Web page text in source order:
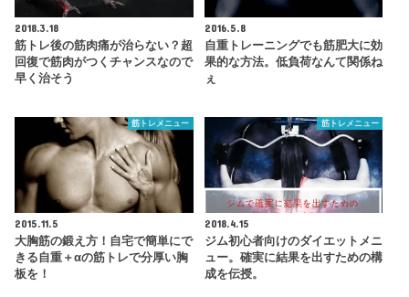
2018.3.18
筋トレ後の筋肉痛が治らない？超
回復で筋肉がつくチャンスなので
早く治そう
2016.5.8
自重トレーニングでも筋肥大に効
果的な方法。低負荷なんて関係ね
ぇ
筋トレメニュー
2015.11.5
大胸筋の鍛え方！自宅で簡単にで
きる自重＋αの筋トレで分厚い胸
板を！
筋トレメニュー
2018.4.15
ジム初心者向けのダイエットメニ
ュー。確実に結果を出すための構
成を伝授。